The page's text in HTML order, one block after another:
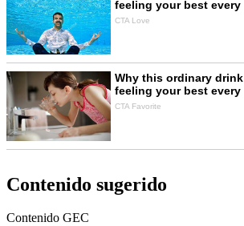
Contenido sugerido
Contenido GEC